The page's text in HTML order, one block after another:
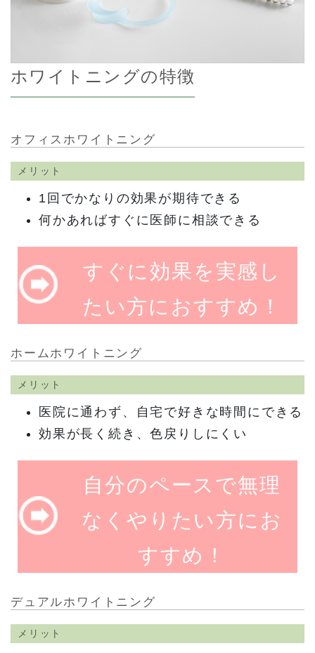
ホワイトニングの特徴
オフィスホワイトニング
メリット
1回でかなりの効果が期待できる
何かあればすぐに医師に相談できる
すぐに効果を実感し
たい方におすすめ！
ホームホワイトニング
メリット
医院に通わず、自宅で好きな時間にできる
効果が長く続き、色戻りしにくい
自分のペースで無理
なくやりたい方にお
すすめ！
デュアルホワイトニング
メリット